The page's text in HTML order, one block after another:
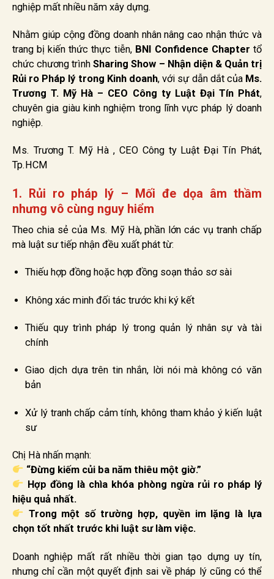
nghiệp mất nhiều năm xây dựng.
Nhằm giúp cộng đồng doanh nhân nâng cao nhận thức và
trang bị kiến thức thực tiễn, BNI Confidence Chapter tổ
chức chương trìnhSharing Show – Nhận diện & Quản trị
Rủi ro Pháp lý trong Kinh doanh, với sự dẫn dắt của Ms.
Trương T. Mỹ Hà – CEO Công ty Luật Đại Tín Phát,
chuyên gia giàu kinh nghiệm trong lĩnh vực pháp lý doanh
nghiệp.
Ms. Trương T. Mỹ Hà , CEO Công ty Luật Đại Tín Phát,
Tp.HCM
1. Rủi ro pháp lý – Mối đe dọa âm thầm
nhưng vô cùng nguy hiểm
Theo chia sẻ của Ms. Mỹ Hà, phần lớn các vụ tranh chấp
mà luật sư tiếp nhận đều xuất phát từ:
Thiếu hợp đồng hoặc hợp đồng soạn thảo sơ sài
Không xác minh đối tác trước khi ký kết
Thiếu quy trình pháp lý trong quản lý nhân sự và tài
chính
Giao dịch dựa trên tin nhắn, lời nói mà không có văn
bản
Xử lý tranh chấp cảm tính, không tham khảo ý kiến luật
sư
Chị Hà nhấn mạnh:
“Đừng kiếm củi ba năm thiêu một giờ.”
Hợp đồng là chìa khóa phòng ngừa rủi ro pháp lý
hiệu quả nhất.
Trong một số trường hợp, quyền im lặng là lựa
chọn tốt nhất trước khi luật sư làm việc.
Doanh nghiệp mất rất nhiều thời gian tạo dựng uy tín,
nhưng chỉ cần một quyết định sai về pháp lý cũng có thể